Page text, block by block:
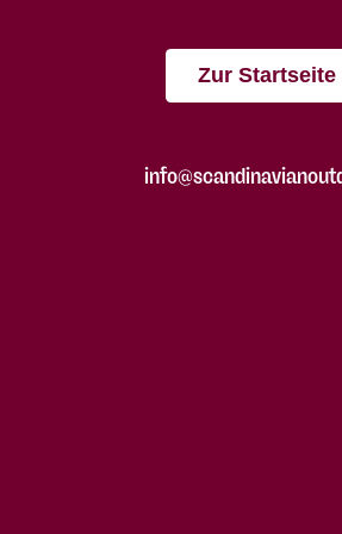
Zur Startseite